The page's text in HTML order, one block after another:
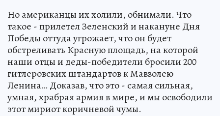
Но американцы их холили, обнимали. Что
такое - прилетел Зеленский и накануне Дня
Победы оттуда угрожает, что он будет
обстреливать Красную площадь, на которой
наши отцы и деды-победители бросили 200
гитлеровских штандартов к Мавзолею
Ленина… Доказав, что это - самая сильная,
умная, храбрая армия в мире, и мы освободили
этот мириот коричневой чумы.